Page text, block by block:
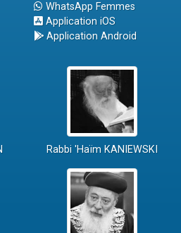
WhatsApp Femmes
Application iOS
Application Android
Rabbi 'Haïm KANIEWSKI